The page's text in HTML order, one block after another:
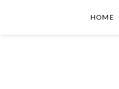
HOME